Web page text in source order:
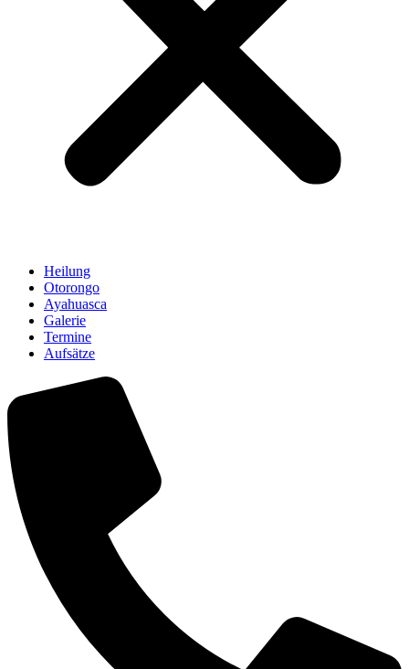
Heilung
Otorongo
Ayahuasca
Galerie
Termine
Aufsätze